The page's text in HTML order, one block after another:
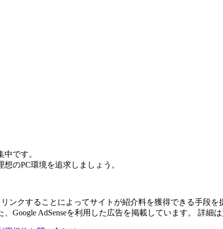
中です。
のPC環境を追求しましょう。
ンクすることによってサイトが紹介料を獲得できる手段
Google AdSenseを利用した広告を掲載しています。 詳細は